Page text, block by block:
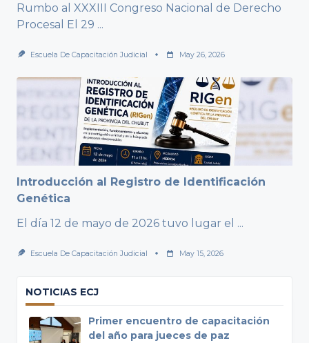
Rumbo al XXXIII Congreso Nacional de Derecho
Procesal El 29 ...
Escuela De Capacitación Judicial May 26, 2026
Introducción al Registro de Identificación
Genética
El día 12 de mayo de 2026 tuvo lugar el ...
Escuela De Capacitación Judicial May 15, 2026
NOTICIAS ECJ
Primer encuentro de capacitación
del año para jueces de paz